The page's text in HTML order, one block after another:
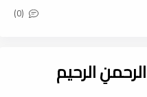
(0)
الرحيم